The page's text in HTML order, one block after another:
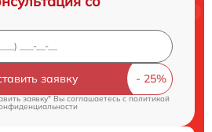
заявку
заявку" Вы соглашаетесь cполитикой